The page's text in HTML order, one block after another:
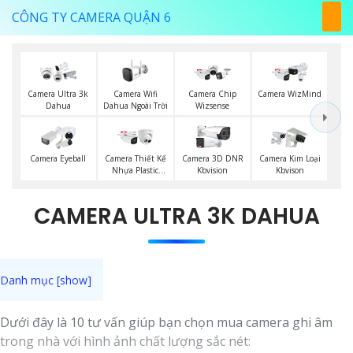
CÔNG TY CAMERA QUẬN 6
Camera Ultra 3k
Dahua
Camera Wifi
Dahua Ngoài Trời
Camera Chip
Wizsense
Camera WizMind
Camera Eyeball
Camera Thiết Kế
Nhựa Plastic
Camera 3D DNR
Kbvision
Camera Kim Loại
Kbvison
CAMERA ULTRA 3K DAHUA
Dưới đây là 10 tư vấn giúp bạn chọn mua camera ghi âm
trong nhà với hình ảnh chất lượng sắc nét: